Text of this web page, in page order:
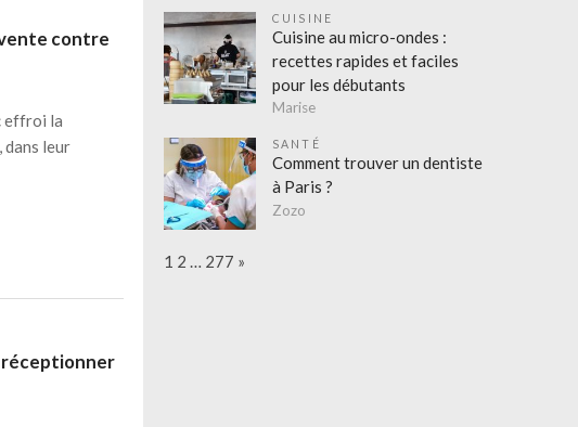
contre
effroi la
dans leur
réceptionner
CUISINE
Cuisine au micro-ondes :
recettes rapides et faciles
pour les débutants
Marise
SANTÉ
Comment trouver un dentiste
à Paris ?
Zozo
Page:
1 2 … 277 Next
»